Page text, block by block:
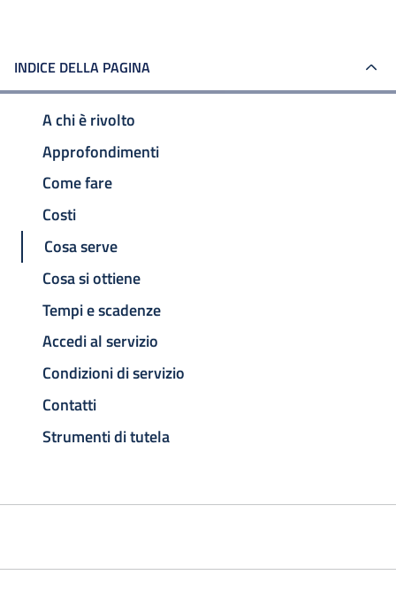
INDICE DELLA PAGINA
A chi è rivolto
Approfondimenti
Come fare
Costi
Cosa serve
Cosa si ottiene
Tempi e scadenze
Accedi al servizio
Condizioni di servizio
Contatti
Strumenti di tutela